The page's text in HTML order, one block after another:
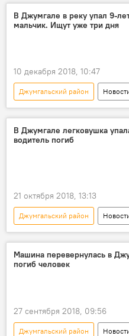
снежный барс
Бишкек
ветеринария
В Джумгале в реку упал 9-
мальчик. Ищут уже три дня
10 декабря 2018, 10:47
Джумгальский район
Кыргызстан
ребенок
поиски
В Джумгале легковушка
водитель погиб
21 октября 2018, 13:13
Джумгальский район
Кыргызстан
река
гибель
ДТП в Кыргызстане с начала 2018
Машина перевернулась в
погиб человек
27 сентября 2018, 09:56
Джумгальский район